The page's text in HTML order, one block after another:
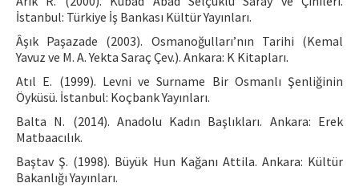
İstanbul: Türkiye İş Bankası Kültür Yayınları.
Âşık Paşazade (2003). Osmanoğulları’nın Tarihi (Kemal
Yavuz ve M. A. Yekta Saraç Çev.). Ankara: K Kitapları.
Atıl E. (1999). Levni ve Surname Bir Osmanlı Şenliğinin
Öyküsü. İstanbul: Koçbank Yayınları.
Balta N. (2014). Anadolu Kadın Başlıkları. Ankara: Erek
Matbaacılık.
Baştav Ş. (1998). Büyük Hun Kağanı Attila. Ankara: Kültür
Bakanlığı Yayınları.